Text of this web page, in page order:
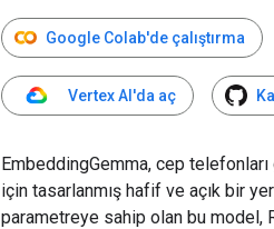
Google Colab'de çalıştırma
Vertex AI'da aç
EmbeddingGemma, cep
için tasarlanmış hafif ve açık bir
parametreye sahip olan bu model,